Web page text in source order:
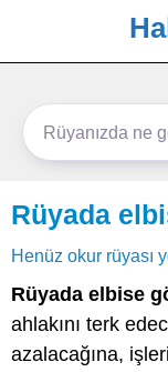
Rüyada
Henüz okur rüyası
Rüyada elbise
ahlakını terk
azalacağına,